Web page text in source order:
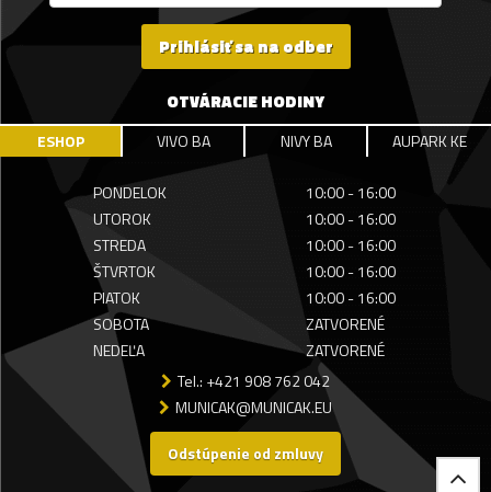
Prihlásiť sa na odber
OTVÁRACIE HODINY
ESHOP VIVO BA NIVY BA AUPARK KE
PONDELOK
10:00 - 16:00
UTOROK
10:00 - 16:00
STREDA
10:00 - 16:00
ŠTVRTOK
10:00 - 16:00
PIATOK
10:00 - 16:00
SOBOTA
ZATVORENÉ
NEDEĽA
ZATVORENÉ
Tel.: +421 908 762 042
MUNICAK@MUNICAK.EU
Odstúpenie od zmluvy